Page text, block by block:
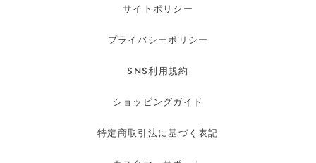
サイトポリシー
プライバシーポリシー
SNS利用規約
ショッピングガイド
特定商取引法に基づく表記